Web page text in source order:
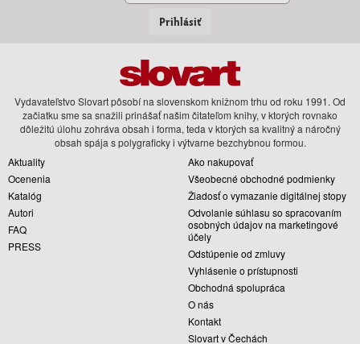
Prihlásiť
Vydavateľstvo Slovart pôsobí na slovenskom knižnom trhu od roku 1991. Od
začiatku sme sa snažili prinášať našim čitateľom knihy, v ktorých rovnako
dôležitú úlohu zohráva obsah i forma, teda v ktorých sa kvalitný a náročný
obsah spája s polygraficky i výtvarne bezchybnou formou.
Aktuality
Ocenenia
Katalóg
Autori
FAQ
PRESS
Ako nakupovať
Všeobecné obchodné podmienky
Žiadosť o vymazanie digitálnej stopy
Odvolanie súhlasu so spracovaním
osobných údajov na marketingové
účely
Odstúpenie od zmluvy
Vyhlásenie o prístupnosti
Obchodná spolupráca
O nás
Kontakt
Slovart v Čechách